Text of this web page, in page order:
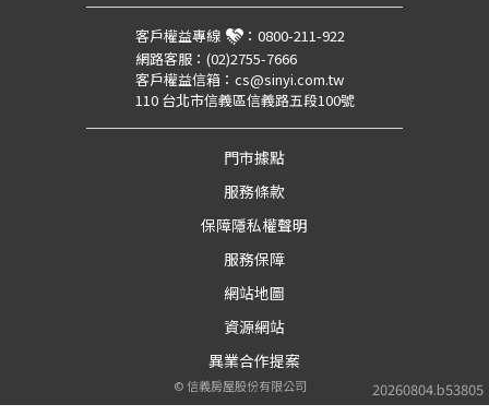
20260804.b53805
客戶權益專線 ： 0800-211-922
網路客服： (02)2755-7666
客戶權益信箱： cs@sinyi.com.tw
110 台北市信義區信義路五段100號
門市據點
服務條款
保障隱私權聲明
服務保障
網站地圖
資源網站
異業合作提案
©信義房屋股份有限公司